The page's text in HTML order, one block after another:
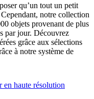
qu’un tout un petit
notre collection
objets provenant de plus
par jour. Découvrez
grâce aux sélections
à notre système de
en haute résolution